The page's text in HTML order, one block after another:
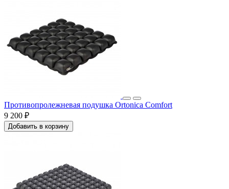
Противопролежневая подушка Ortonica Comfort
9 200 ₽
Добавить в корзину